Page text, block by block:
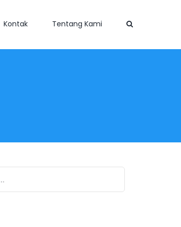
Kontak Tentang Kami